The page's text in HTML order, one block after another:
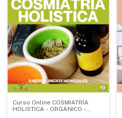
Curso Online COSMIATRÍA
HOLISTICA - ORGÁNICO -